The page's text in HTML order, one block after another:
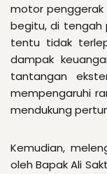
motor penggerak
begitu, di tengah
tentu tidak
dampak
tantangan
mempengaruhi
mendukung
Kemudian,
oleh Bapak Ali